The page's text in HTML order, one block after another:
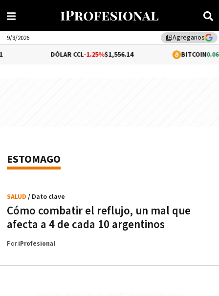
library_addAgreganos
9/8/2026
DÓLAR CCL-1.25%$1,556.14 BITCOIN
ESTOMAGO
Cómo combatir el reflujo, un mal que
afecta a 4 de cada 10 argentinos
SALUD / Dato clave
PoriProfesional